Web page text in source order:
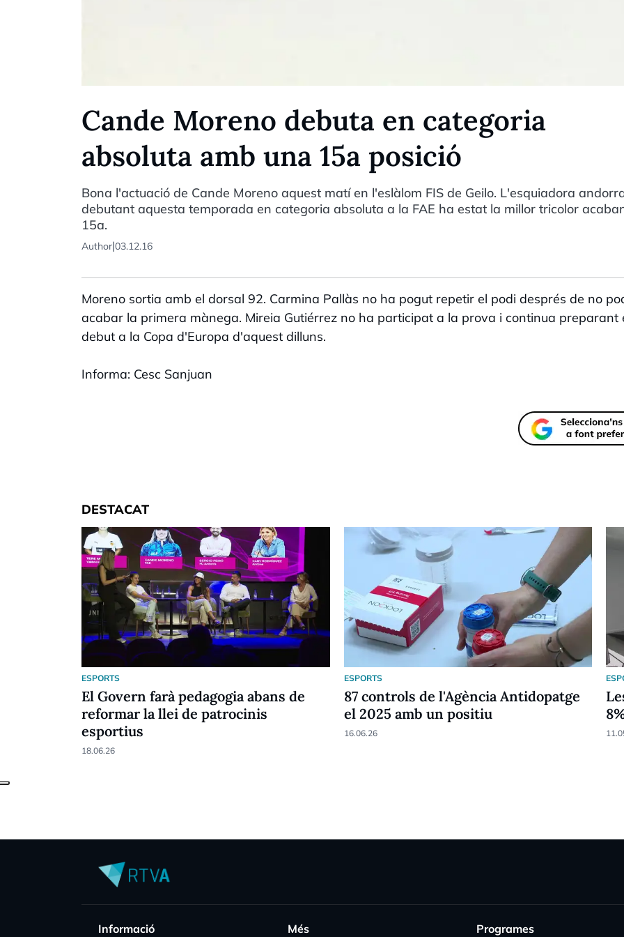
Cande Moreno debuta en categoria
absoluta amb una 15a posició
Bona l'actuació de Cande Moreno aquest matí en l'eslàlom FIS de Geilo. L'esquiadora
debutant aquesta temporada en categoria absoluta a la FAE ha estat la millor tricolor
15a.
Author|03.12.16
Moreno sortia amb el dorsal 92. Carmina Pallàs no ha pogut repetir el podi després de no
acabar la primera mànega. Mireia Gutiérrez no ha participat a la prova i continua preparant
debut a la Copa d'Europa d'aquest dilluns.
Informa: Cesc Sanjuan
DESTACAT
ESPORTS
El Govern farà pedagogia abans de
reformar la llei de patrocinis
esportius
18.06.26
ESPORTS
87 controls de l'Agència Antidopatge
el 2025 amb un positiu
16.06.26
Informació Més Programes